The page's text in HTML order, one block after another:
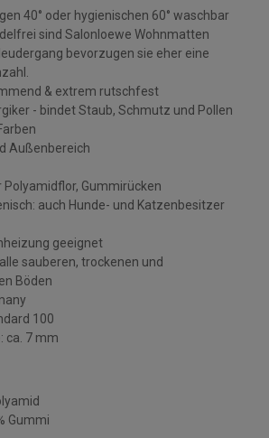
40° oder hygienischen 60° waschbar
sind Salonloewe Wohnmatten
bevorzugen sie eher eine
& extrem rutschfest
- bindet Staub, Schmutz und Pollen
Außenbereich
Polyamidflor, Gummirücken
auch Hunde- und Katzenbesitzer
geeignet
sauberen, trockenen und
Böden
100
ca. 7 mm
Gummi